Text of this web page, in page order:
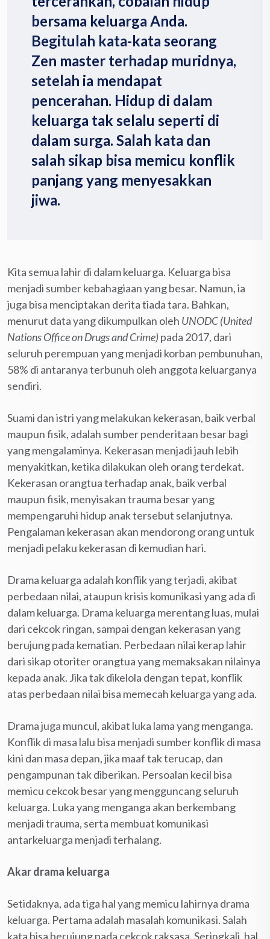
bersama keluarga Anda.
Begitulah kata-kata seorang
Zen master terhadap muridnya,
setelah ia mendapat
pencerahan. Hidup di dalam
keluarga tak selalu seperti di
dalam surga. Salah kata dan
salah sikap bisa memicu konflik
panjang yang menyesakkan
jiwa.
Kita semua lahir di dalam keluarga. Keluarga bisa
menjadi sumber kebahagiaan yang besar. Namun, ia
juga bisa menciptakan derita tiada tara. Bahkan,
menurut data yang dikumpulkan oleh UNODC (United
Nations Office on Drugs and Crime)pada 2017, dari
seluruh perempuan yang menjadi korban pembunuhan,
58% di antaranya terbunuh oleh anggota keluarganya
sendiri.
Suami dan istri yang melakukan kekerasan, baik verbal
maupun fisik, adalah sumber penderitaan besar bagi
yang mengalaminya. Kekerasan menjadi jauh lebih
menyakitkan, ketika dilakukan oleh orang terdekat.
Kekerasan orangtua terhadap anak, baik verbal
maupun fisik, menyisakan trauma besar yang
mempengaruhi hidup anak tersebut selanjutnya.
Pengalaman kekerasan akan mendorong orang untuk
menjadi pelaku kekerasan di kemudian hari.
Drama keluarga adalah konflik yang terjadi, akibat
perbedaan nilai, ataupun krisis komunikasi yang ada di
dalam keluarga. Drama keluarga merentang luas, mulai
dari cekcok ringan, sampai dengan kekerasan yang
berujung pada kematian. Perbedaan nilai kerap lahir
dari sikap otoriter orangtua yang memaksakan nilainya
kepada anak. Jika tak dikelola dengan tepat, konflik
atas perbedaan nilai bisa memecah keluarga yang ada.
Drama juga muncul, akibat luka lama yang menganga.
Konflik di masa lalu bisa menjadi sumber konflik di masa
kini dan masa depan, jika maaf tak terucap, dan
pengampunan tak diberikan. Persoalan kecil bisa
memicu cekcok besar yang mengguncang seluruh
keluarga. Luka yang menganga akan berkembang
menjadi trauma, serta membuat komunikasi
antarkeluarga menjadi terhalang.
Akar drama keluarga
Setidaknya, ada tiga hal yang memicu lahirnya drama
keluarga. Pertama adalah masalah komunikasi. Salah
kata bisa berujung pada cekcok raksasa. Seringkali, hal